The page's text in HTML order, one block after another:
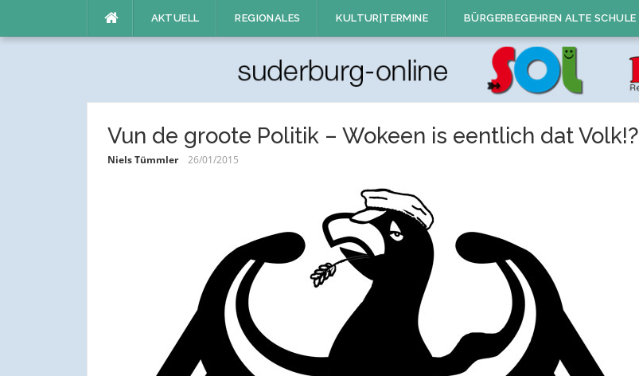
AKTUELL REGIONALES KULTUR|TERMINE BÜRGERBEGEHREN ALTE SCHULE
Vun de groote Politik – Wokeen is eentlich dat Volk!?
Niels Tümmler 26/01/2015